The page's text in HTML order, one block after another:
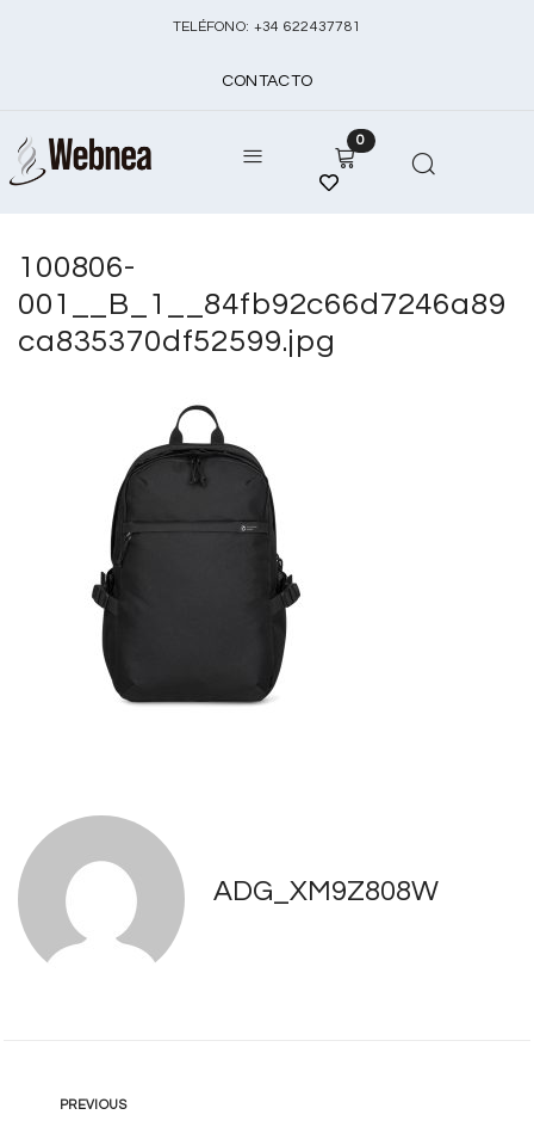
TELÉFONO: +34 622437781
CONTACTO
0
100806-
001__B_1__84fb92c66d7246a89
ca835370df52599.jpg
ADG_XM9Z808W
PREVIOUS